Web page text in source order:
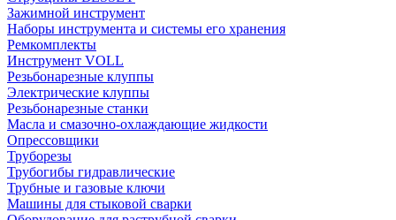
Зажимной инструмент
Наборы инструмента и системы его хранения
Ремкомплекты
Инструмент VOLL
Резьбонарезные клуппы
Электрические клуппы
Резьбонарезные станки
Масла и смазочно-охлаждающие жидкости
Опрессовщики
Труборезы
Трубогибы гидравлические
Трубные и газовые ключи
Машины для стыковой сварки